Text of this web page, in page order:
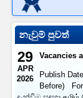
නැවුම් පුවත්
usp=sharing) For
(https://
EQjmw2nWQ/
තවදුරටත් කියවන්න
29
APR
2026
Vacancies
Publish
Before)